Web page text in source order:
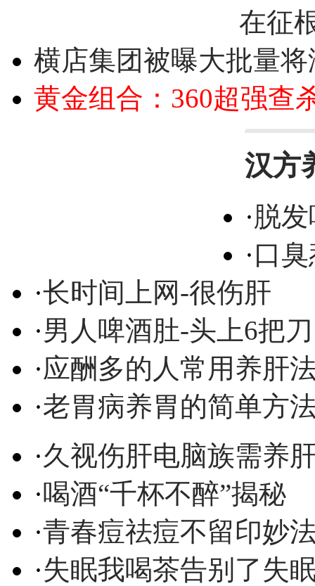
在征
横店集团被曝大批量
黄金组合：360超强查
汉方
·脱
·口
·长时间上网-很伤肝
·男人啤酒肚-头上6把刀
·应酬多的人常用养肝
·老胃病养胃的简单方
·久视伤肝电脑族需养
·喝酒“千杯不醉”揭秘
·青春痘祛痘不留印妙
·失眠我喝茶告别了失